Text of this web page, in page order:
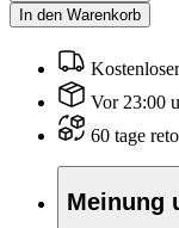
In den Warenkorb
Vor 23:00
60 tage
Meinung